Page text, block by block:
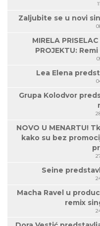
Zaljubite se u novi
MIRELA
PROJEKTU:
Lea Elena
Grupa Kolodvor
NOVO U MENARTU!
kako su bez
Seine
Macha Ravel u
remix